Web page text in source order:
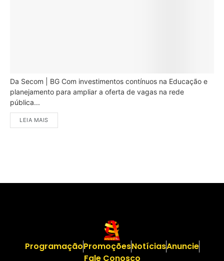
Da Secom | BG Com investimentos contínuos na Educação e
planejamento para ampliar a oferta de vagas na rede
pública...
LEIA MAIS
ProgramaçãoPromoçõesNotíciasAnuncie
Fale Conosco